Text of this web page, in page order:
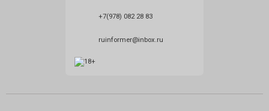
+7(978) 082 28 83
ruinformer@inbox.ru